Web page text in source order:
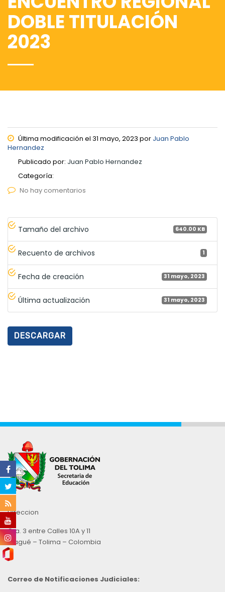
DOBLE TITULACIÓN
2023
Última modificación el 31 mayo, 2023 por Juan Pablo
Hernandez
Publicado por: Juan Pablo Hernandez
Categoría:
No hay comentarios
Tamaño del archivo 640.00 KB
Recuento de archivos 1
Fecha de creación 31 mayo, 2023
Última actualización 31 mayo, 2023
DESCARGAR
Direccion
Cra. 3 entre Calles 10A y 11
Ibagué – Tolima – Colombia
Correo de Notificaciones Judiciales: